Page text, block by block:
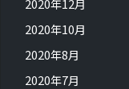
2020年12月
2020年10月
2020年8月
2020年7月